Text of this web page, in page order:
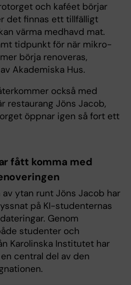
och kaféet börjar
det finnas ett tillfälligt
värma medhavd mat.
tidpunkt för när mikro-
börja renoveras,
Akademiska Hus.
också med
restaurang Jöns Jacob,
öppnar igen så fort ett
fått komma med
ytan runt Jöns Jacob har
på KI-studenternas
Genom
studenter och
Karolinska Institutet har
central del av den